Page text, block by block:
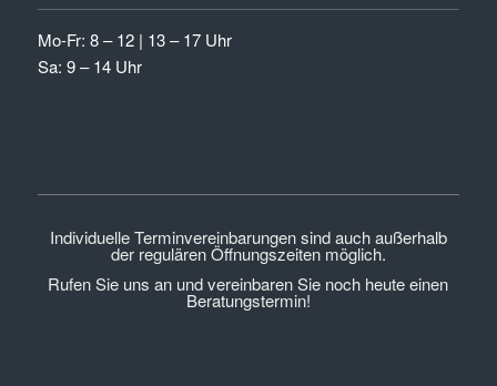
Mo-Fr: 8 – 12 | 13 – 17 Uhr
Sa: 9 – 14 Uhr
Individuelle Terminvereinbarungen sind auch außerhalb
der regulären Öffnungszeiten möglich.
Rufen Sie uns an und vereinbaren Sie noch heute einen
Beratungstermin!